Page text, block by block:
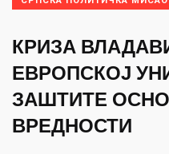
КРИЗА
ЕВРОПСКОЈ
ЗАШТИТЕ
ВРЕДНОСТИ